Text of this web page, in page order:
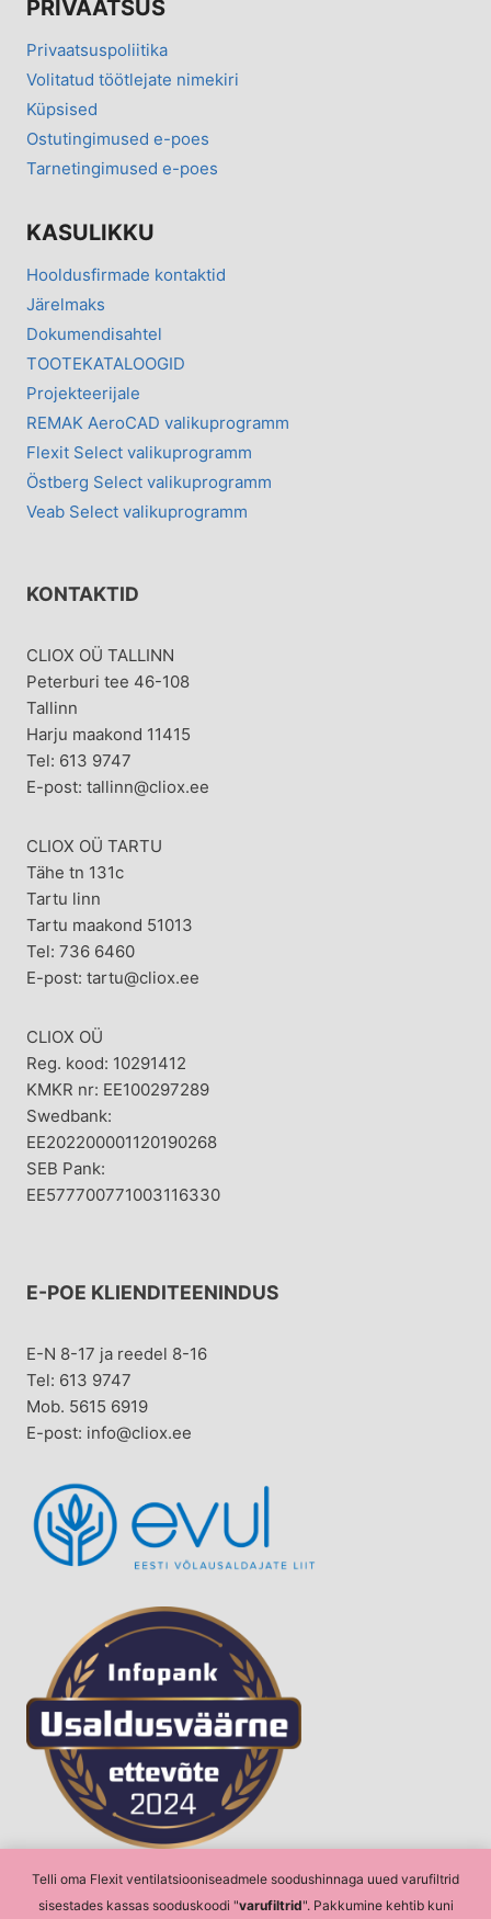
Telli oma Flexit ventilatsiooniseadmele soodushinnaga uued varufiltrid
sisestades kassas sooduskoodi "varufiltrid". Pakkumine kehtib kuni
PRIVAATSUS
Privaatsuspoliitika
Volitatud töötlejate nimekiri
Küpsised
Ostutingimused e-poes
Tarnetingimused e-poes
KASULIKKU
Hooldusfirmade kontaktid
Järelmaks
Dokumendisahtel
TOOTEKATALOOGID
Projekteerijale
REMAK AeroCAD valikuprogramm
Flexit Select valikuprogramm
Östberg Select valikuprogramm
Veab Select valikuprogramm
KONTAKTID
CLIOX OÜ TALLINN
Peterburi tee 46-108
Tallinn
Harju maakond 11415
Tel: 613 9747
E-post: tallinn@cliox.ee
CLIOX OÜ TARTU
Tähe tn 131c
Tartu linn
Tartu maakond 51013
Tel: 736 6460
E-post: tartu@cliox.ee
CLIOX OÜ
Reg. kood: 10291412
KMKR nr: EE100297289
Swedbank:
EE202200001120190268
SEB Pank:
EE577700771003116330
E-POE KLIENDITEENINDUS
E-N 8-17 ja reedel 8-16
Tel: 613 9747
Mob. 5615 6919
E-post: info@cliox.ee